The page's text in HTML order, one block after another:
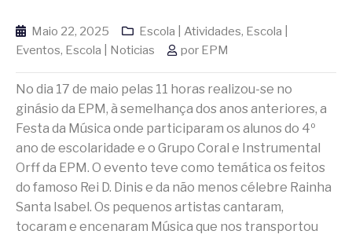
Maio 22, 2025 Escola | Atividades, Escola |
Eventos, Escola | Noticias por EPM
No dia 17 de maio pelas 11 horas realizou-se no
ginásio da EPM, à semelhança dos anos anteriores, a
Festa da Música onde participaram os alunos do 4º
ano de escolaridade e o Grupo Coral e Instrumental
Orff da EPM. O evento teve como temática os feitos
do famoso Rei D. Dinis e da não menos célebre Rainha
Santa Isabel. Os pequenos artistas cantaram,
tocaram e encenaram Música que nos transportou